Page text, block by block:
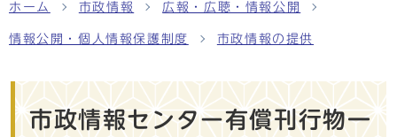
ホーム 市政情報 広報・広聴・情報公開
情報公開・個人情報保護制度 市政情報の提供
市政情報センター有償刊行物一